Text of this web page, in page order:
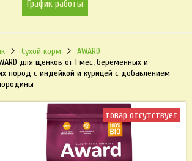
График работы
Сухой корм
AWARD
для щенков от 1 мес, беременных и
пород с индейкой и курицей с добавлением
товар отсутствует